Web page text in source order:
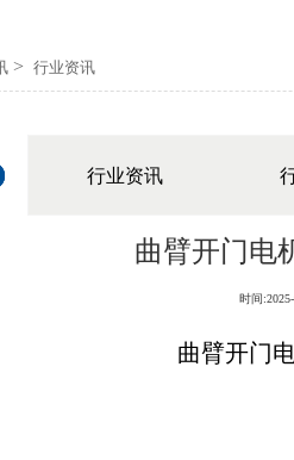
>行业资讯
行业资讯
曲臂开门电
时间:
曲臂开门